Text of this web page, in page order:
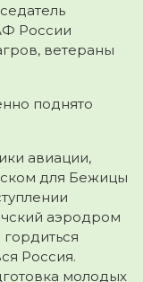
России
ветераны
поднято
авиации,
для Бежицы
аэродром
Россия.
молодых